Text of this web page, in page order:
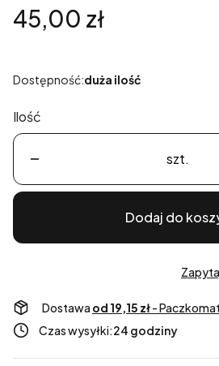
Cena
45,00 zł
Dostępność:duża ilość
Ilość
szt.
Dodaj do
Dostawa od 19,15 zł-
Czas wysyłki:24 godziny